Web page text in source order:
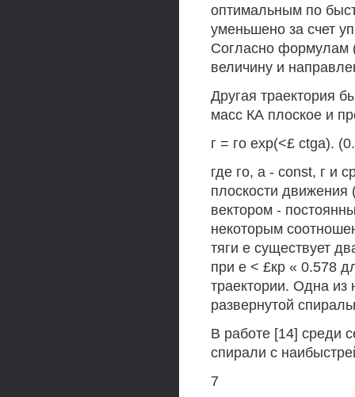
оптимальным по
уменьшено за счет
Согласно формулам
величину и
Другая траектория
масс КА плоское и
г = го ехр(<£ ctga).
где го, а - const, г и
плоскости
вектором -
некоторым
тяги е существует
при е < £кр « 0.578
траектории. Одна из
развернутой
В работе [14] среди
спирали с
7